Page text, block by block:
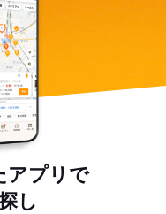
アプリで
し